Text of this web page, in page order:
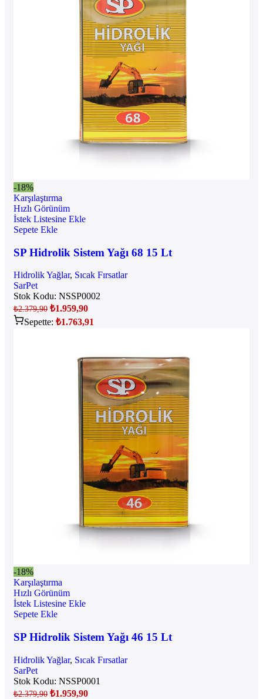
-18%
Karşılaştırma
Hızlı Görünüm
İstek Listesine Ekle
Sepete Ekle
SP Hidrolik Sistem Yağı 68 15 Lt
Hidrolik Yağlar, Sıcak Fırsatlar
SarPet
Stok Kodu: NSSP0002
₺2.379,90 ₺1.959,90
Sepette: ₺1.763,91
-18%
Karşılaştırma
Hızlı Görünüm
İstek Listesine Ekle
Sepete Ekle
SP Hidrolik Sistem Yağı 46 15 Lt
Hidrolik Yağlar, Sıcak Fırsatlar
SarPet
Stok Kodu: NSSP0001
₺2.379,90 ₺1.959,90